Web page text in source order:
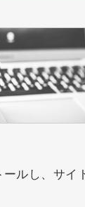
ルし、サイ